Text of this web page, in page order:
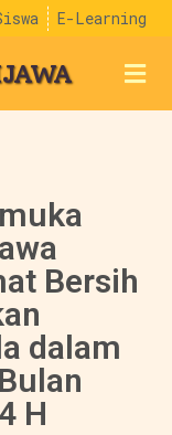
E-Learning
Bersih
dalam
H